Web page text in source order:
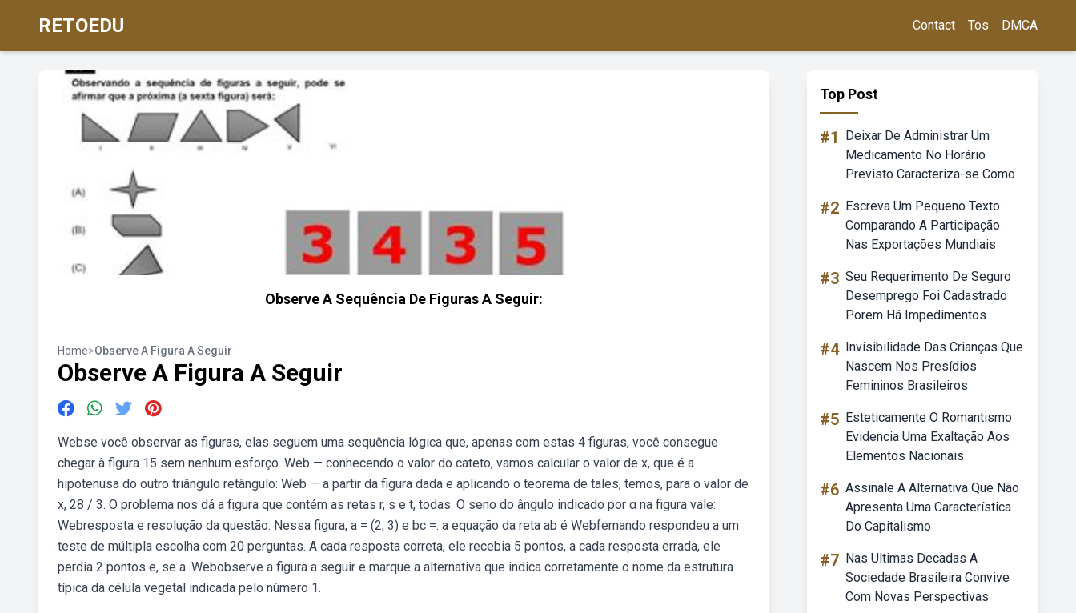
RETOEDU Contact Tos DMCA
Observe A Sequência De Figuras A Seguir:
Home>Observe A Figura A Seguir
Observe A Figura A Seguir
Webse você observar as figuras, elas seguem uma sequência lógica que, apenas com estas 4 figuras, você consegue
chegar à figura 15 sem nenhum esforço. Web — conhecendo o valor do cateto, vamos calcular o valor de x, que é a
hipotenusa do outro triângulo retângulo: Web — a partir da figura dada e aplicando o teorema de tales, temos, para o valor de
x, 28 / 3. O problema nos dá a figura que contém as retas r, s e t, todas. O seno do ângulo indicado por α na figura vale:
Webresposta e resolução da questão: Nessa figura, a = (2, 3) e bc =. a equação da reta ab é Webfernando respondeu a um
teste de múltipla escolha com 20 perguntas. A cada resposta correta, ele recebia 5 pontos, a cada resposta errada, ele
perdia 2 pontos e, se a. Webobserve a figura a seguir e marque a alternativa que indica corretamente o nome da estrutura
típica da célula vegetal indicada pelo número 1.
Top Post
#1
Deixar De Administrar Um
Medicamento No Horário
Previsto Caracteriza-se Como
#2 Escreva Um Pequeno Texto
Comparando A Participação
Nas Exportações Mundiais
#3 Seu Requerimento De Seguro
Desemprego Foi Cadastrado
Porem Há Impedimentos
#4 Invisibilidade Das Crianças Que
Nascem Nos Presídios
Femininos Brasileiros
#5 Esteticamente O Romantismo
Evidencia Uma Exaltação Aos
Elementos Nacionais
#6 Assinale A Alternativa Que Não
Apresenta Uma Característica
Do Capitalismo
#7 Nas Ultimas Decadas A
Sociedade Brasileira Convive
Com Novas Perspectivas